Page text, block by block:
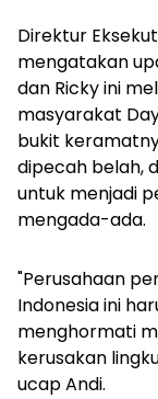
Direktur
mengatakan
dan Ricky ini
masyarakat
bukit
dipecah belah,
untuk menjadi
mengada-ada.
"Perusahaan
Indonesia ini
menghormati
kerusakan
ucap Andi.